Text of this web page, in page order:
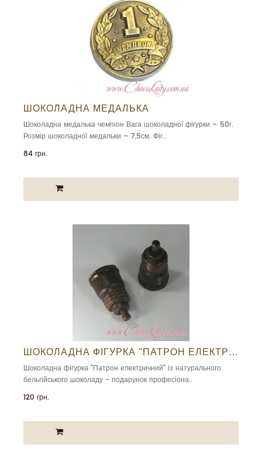
ШОКОЛАДНА МЕДАЛЬКА
Шоколадна медалька чемпіон Вага шоколадної фігурки – 50г.
Розмір шоколадної медальки – 7,5см. Фіг..
84 грн.
ШОКОЛАДНА ФІГУРКА "ПАТРОН ЕЛЕКТРИЧНИЙ"
Шоколадна фігурка "Патрон електричний" із натурального
бельгійського шоколаду - подарунок професіона..
120 грн.